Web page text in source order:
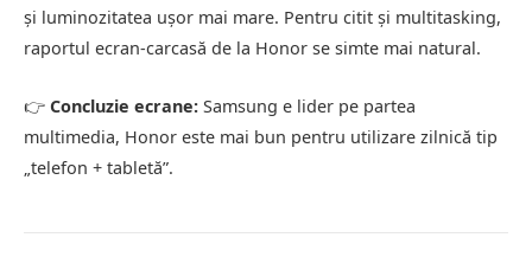
și luminozitatea ușor mai mare. Pentru citit și multitasking,
raportul ecran-carcasă de la Honor se simte mai natural.
👉 Concluzie ecrane: Samsung e lider pe partea
multimedia, Honor este mai bun pentru utilizare zilnică tip
„telefon + tabletă”.